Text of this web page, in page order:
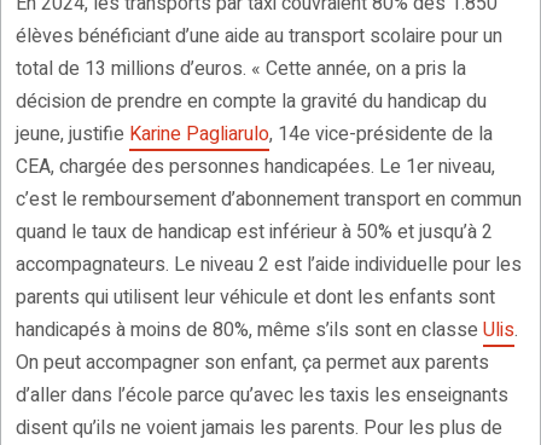
élèves bénéficiant d’une aide au transport scolaire pour un
total de 13 millions d’euros. « Cette année, on a pris la
décision de prendre en compte la gravité du handicap du
jeune, justifie Karine Pagliarulo, 14e vice-présidente de la
CEA, chargée des personnes handicapées. Le 1er niveau,
c’est le remboursement d’abonnement transport en commun
quand le taux de handicap est inférieur à 50% et jusqu’à 2
accompagnateurs. Le niveau 2 est l’aide individuelle pour les
parents qui utilisent leur véhicule et dont les enfants sont
handicapés à moins de 80%, même s’ils sont en classe Ulis.
On peut accompagner son enfant, ça permet aux parents
d’aller dans l’école parce qu’avec les taxis les enseignants
disent qu’ils ne voient jamais les parents. Pour les plus de